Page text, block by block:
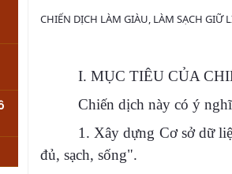
CHIẾN DỊCH LÀM GIÀU, LÀM SẠCH GIỮ
I. MỤC TIÊU CỦA
Chiến dịch này có ý
1. Xây dựng Cơ sở dữ
đủ, sạch, sống".